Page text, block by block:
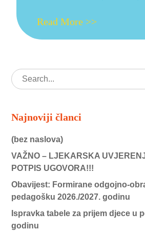
Read More >>
Najnoviji članci
(bez naslova)
VAŽNO – LJEKARSKA
POTPIS UGOVORA!!!
Obavijest: Formirane odgojno-
pedagošku 2026./2027. godinu
Ispravka tabele za prijem djece u
godinu